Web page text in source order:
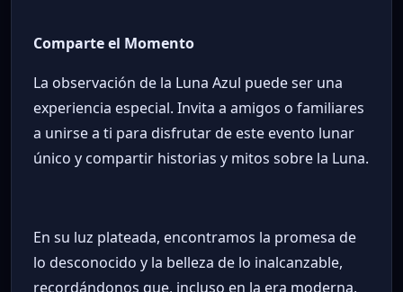
Comparte el Momento
La observación de la Luna Azul puede ser una
experiencia especial. Invita a amigos o familiares
a unirse a ti para disfrutar de este evento lunar
único y compartir historias y mitos sobre la Luna.
En su luz plateada, encontramos la promesa de
lo desconocido y la belleza de lo inalcanzable,
recordándonos que, incluso en la era moderna,